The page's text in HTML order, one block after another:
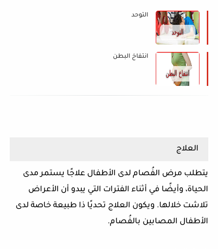
التوحد
انتفاخ البطن
العلاج
يتطلب مرض الفُصام لدى الأطفال علاجًا يستمر مدى
الحياة، وأيضًا في أثناء الفترات التي يبدو أن الأعراض
تلاشت خلالها. ويكون العلاج تحديًا ذا طبيعة خاصة لدى
الأطفال المصابين بالفُصام.